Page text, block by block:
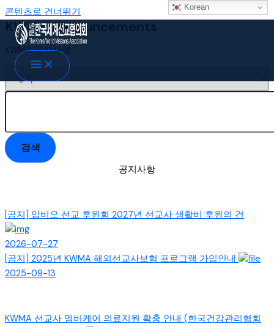
콘텐츠로 건너뛰기
KWMA Announcements
KWMA 공지사항
검색
공지사항
[공지] 압비오 선교 후원회 2027년 선교사 생활비 후원의 건
2026-07-27
[공지] 2025년 KWMA 해외선교사보험 프로그램 가입안내
2025-09-13
KWMA 선교사 멤버케어 의료지원 확충 안내 (한국건강관리협회
Korean